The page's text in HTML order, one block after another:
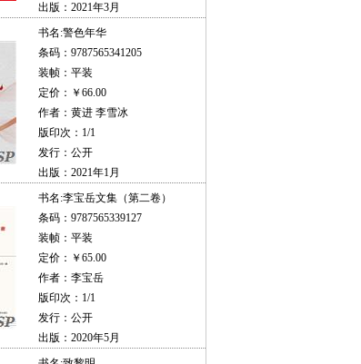
出版：2021年3月
书名:警色年华
条码：9787565341205
装帧：平装
定价：￥66.00
作者：黄进 李雪冰
版印次：1/1
发行：公开
出版：2021年1月
书名:李宝岳文集（第二卷）
条码：9787565339127
装帧：平装
定价：￥65.00
作者：李宝岳
版印次：1/1
发行：公开
出版：2020年5月